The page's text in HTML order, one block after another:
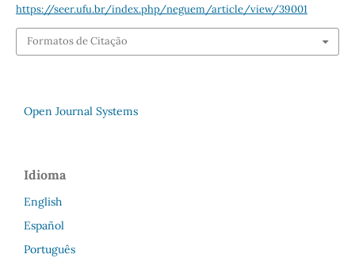
https://seer.ufu.br/index.php/neguem/article/view/39001
Formatos de Citação
Open Journal Systems
Idioma
English
Español
Português